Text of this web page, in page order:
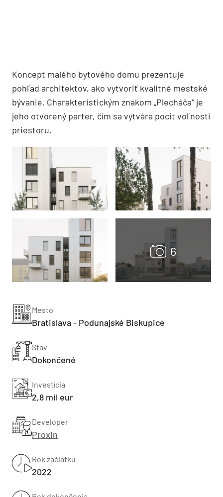
Koncept malého bytového domu prezentuje
pohľad architektov, ako vytvoriť kvalitné mestské
bývanie. Charakteristickým znakom „Plecháča“ je
jeho otvorený parter, čím sa vytvára pocit voľnosti
priestoru.
Mesto
Bratislava - Podunajské Biskupice
Stav
Dokončené
Investícia
2,8 mil eur
Developer
Proxin
Rok začiatku
2022